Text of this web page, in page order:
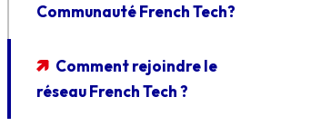
Communauté French Tech?
Comment rejoindre le
réseau French Tech ?